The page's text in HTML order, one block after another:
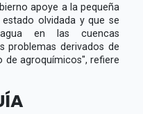
apoye a la pequeña
olvidada y que se
en las cuencas
problemas derivados de
de agroquímicos", refiere